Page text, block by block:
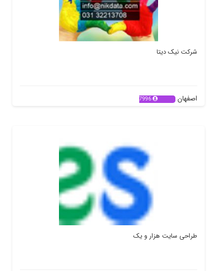
شرکت نیک دیتا
اصفهان 7996
طراحی سایت هزار و یک